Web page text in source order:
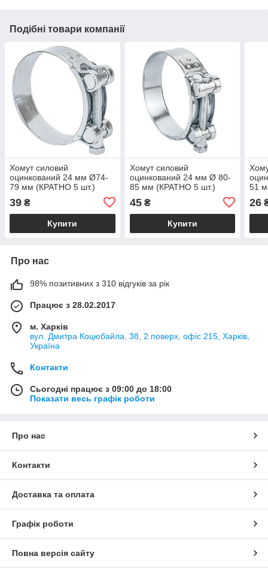
Подібні товари компанії
Хомут силовий
оцинкований 24 мм Ø74-
79 мм (КРАТНО 5 шт.)
39 ₴
Купити
Хомут силовий
оцинкований 24 мм Ø 80-
85 мм (КРАТНО 5 шт.)
45₴
Купити
51
26
Про нас
98% позитивних з 310 відгуків за рік
Працює з 28.02.2017
м. Харків
вул. Дмитра Коцюбайла, 38, 2 поверх, офіс 215, Харків,
Україна
Контакти
Сьогодні працює з 09:00 до 18:00
Показати весь графік роботи
Про нас
Контакти
Доставка та оплата
Графік роботи
Повна версія сайту